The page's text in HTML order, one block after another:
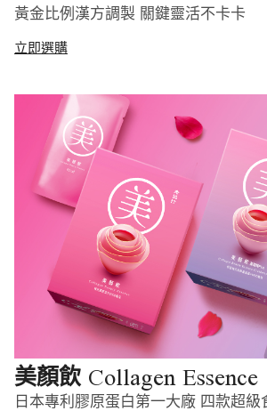
黃金比例漢方調製 關鍵靈活不卡卡
立即選購
美顏飲 Collagen Essence
日本專利膠原蛋白第一大廠 四款超級